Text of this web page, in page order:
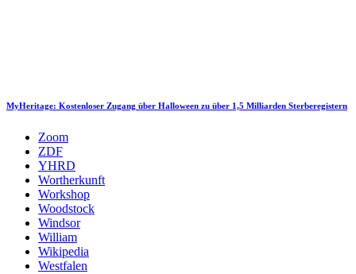
MyHeritage: Kostenloser Zugang über Halloween zu über 1,5 Milliarden Sterberegistern
Zoom
ZDF
YHRD
Wortherkunft
Workshop
Woodstock
Windsor
William
Wikipedia
Westfalen